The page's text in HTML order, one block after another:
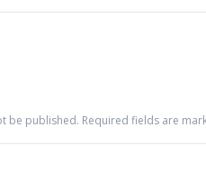
be published. Required fields are